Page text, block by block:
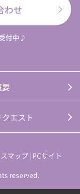
わせ
付中♪
エスト
マップ PCサイト
reserved.